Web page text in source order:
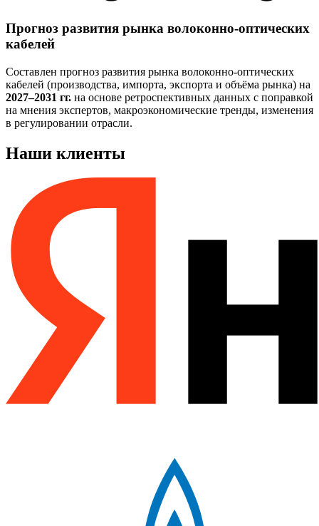
Прогноз развития рынка волоконно-оптических
кабелей
Составлен прогноз развития рынка волоконно-оптических
кабелей (производства, импорта, экспорта и объёма рынка) на
2027–2031 гг. на основе ретроспективных данных с поправкой
на мнения экспертов, макроэкономические тренды, изменения
в регулировании отрасли.
Наши клиенты